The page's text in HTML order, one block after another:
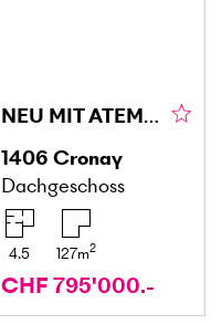
NEU MIT ATEMBERAUBENDER AUSSICHT
1406 Cronay
Dachgeschoss
4.5 127m2
CHF 795'000.-